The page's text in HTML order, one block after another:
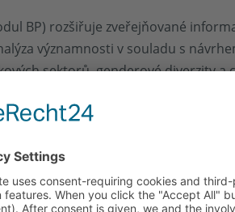
BP) rozšiřuje zveřejňované
významnosti v souladu s
sektorů, genderové diverzity a
a dodržování mezinárodních
dodržování směrnic, jako jsou
zaměstnanci. Kromě toho